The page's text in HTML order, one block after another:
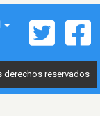
derechos reservados